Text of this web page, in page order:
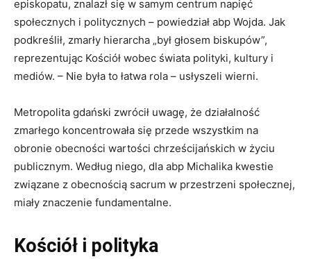
episkopatu, znalazł się w samym centrum napięć
społecznych i politycznych – powiedział abp Wojda. Jak
podkreślił, zmarły hierarcha „był głosem biskupów”,
reprezentując Kościół wobec świata polityki, kultury i
mediów. – Nie była to łatwa rola – usłyszeli wierni.
Metropolita gdański zwrócił uwagę, że działalność
zmarłego koncentrowała się przede wszystkim na
obronie obecności wartości chrześcijańskich w życiu
publicznym. Według niego, dla abp Michalika kwestie
związane z obecnością sacrum w przestrzeni społecznej,
miały znaczenie fundamentalne.
Kościół i polityka